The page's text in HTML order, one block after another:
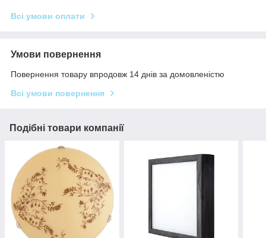
Всі умови оплати
Умови повернення
Повернення товару впродовж 14 днів за домовленістю
Всі умови повернення
Подібні товари компанії